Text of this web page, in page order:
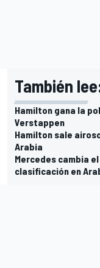
También
Hamilton gana la
Verstappen
Hamilton sale
Arabia
Mercedes cambia
clasificación en